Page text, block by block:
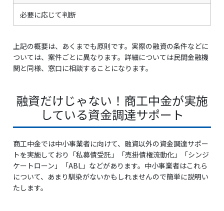
必要に応じて判断
上記の概要は、あくまでも原則です。実際の融資の条件などに
ついては、案件ごとに異なります。詳細については民間金融機
関と同様、窓口に相談することになります。
融資だけじゃない！商工中金が実施
している資金調達サポート
商工中金では中小事業者に向けて、融資以外の資金調達サポー
トを実施しており「私募債受託」「売掛債権流動化」「シンジ
ケートローン」「ABL」などがあります。中小事業者はこれら
について、あまり馴染がないかもしれませんので簡単に説明い
たします。